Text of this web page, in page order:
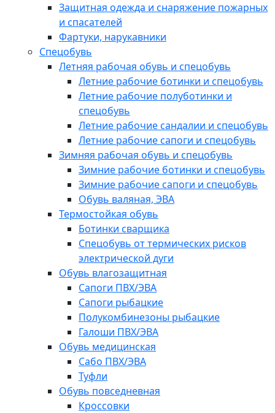
Защитная одежда и снаряжение пожарных
и спасателей
Фартуки, нарукавники
Спецобувь
Летняя рабочая обувь и спецобувь
Летние рабочие ботинки и спецобувь
Летние рабочие полуботинки и
спецобувь
Летние рабочие сандалии и спецобувь
Летние рабочие сапоги и спецобувь
Зимняя рабочая обувь и спецобувь
Зимние рабочие ботинки и спецобувь
Зимние рабочие сапоги и спецобувь
Обувь валяная, ЭВА
Термостойкая обувь
Ботинки сварщика
Спецобувь от термических рисков
электрической дуги
Обувь влагозащитная
Сапоги ПВХ/ЭВА
Сапоги рыбацкие
Полукомбинезоны рыбацкие
Галоши ПВХ/ЭВА
Обувь медицинская
Сабо ПВХ/ЭВА
Туфли
Обувь повседневная
Кроссовки